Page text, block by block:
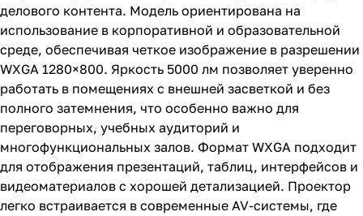
делового контента. Модель ориентирована на
использование в корпоративной и образовательной
среде, обеспечивая четкое изображение в разрешении
WXGA 1280×800. Яркость 5000 лм позволяет уверенно
работать в помещениях с внешней засветкой и без
полного затемнения, что особенно важно для
переговорных, учебных аудиторий и
многофункциональных залов. Формат WXGA подходит
для отображения презентаций, таблиц, интерфейсов и
видеоматериалов с хорошей детализацией. Проектор
легко встраивается в современные AV-системы, где